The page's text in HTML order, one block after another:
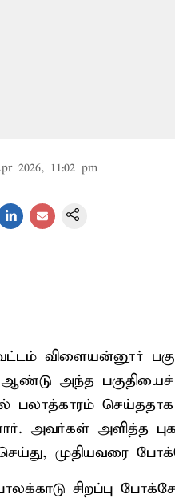
2026, 11:02 pm
விளையன்னூர்
அந்த பகுதியைச்
பலாத்காரம் செய்ததாக
அவர்கள் அளித்த
செய்து, முதியவரை
சிறப்பு